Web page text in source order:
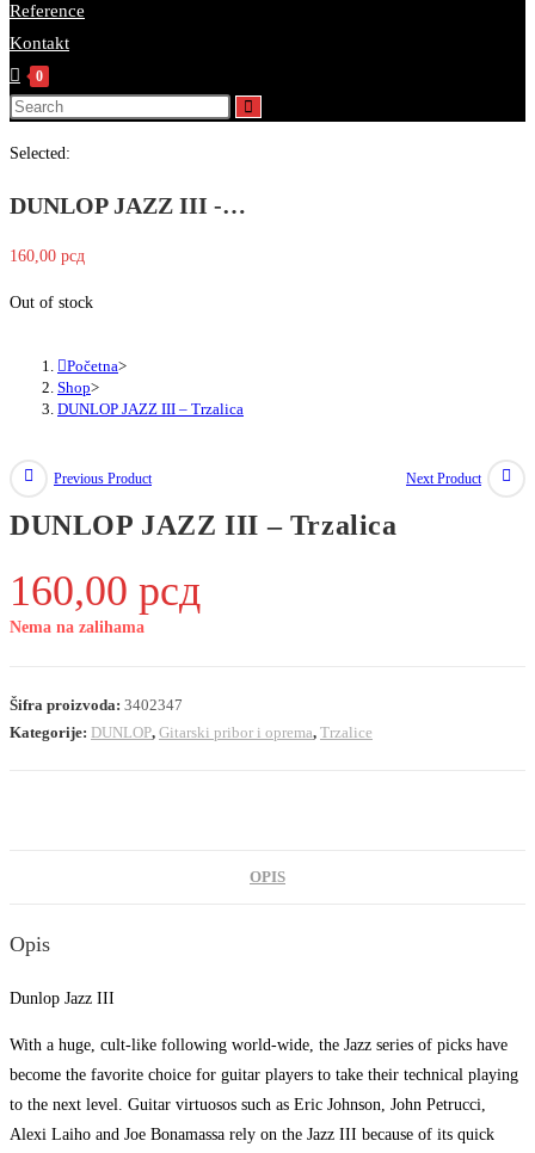
Reference
Kontakt
0
Selected:
DUNLOP JAZZ III -…
160,00 рсд
Out of stock
Početna>
Shop>
DUNLOP JAZZ III – Trzalica
Previous Product Next Product
DUNLOP JAZZ III – Trzalica
160,00 рсд
Nema na zalihama
Šifra proizvoda: 3402347
Kategorije: DUNLOP, Gitarski pribor i oprema, Trzalice
OPIS
Opis
Dunlop Jazz III
With a huge, cult-like following world-wide, the Jazz series of picks have
become the favorite choice for guitar players to take their technical playing
to the next level. Guitar virtuosos such as Eric Johnson, John Petrucci,
Alexi Laiho and Joe Bonamassa rely on the Jazz III because of its quick